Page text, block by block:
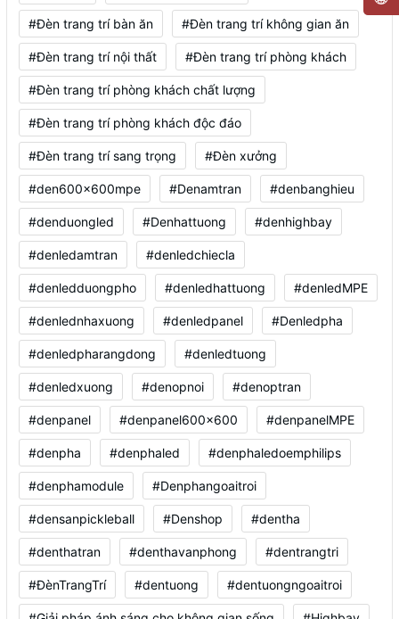
#Đèn trang trí bàn ăn #Đèn trang trí không gian ăn
#Đèn trang trí nội thất #Đèn trang trí phòng khách
#Đèn trang trí phòng khách chất lượng
#Đèn trang trí phòng khách độc đáo
#Đèn trang trí sang trọng #Đèn xưởng
#den600x600mpe #Denamtran #denbanghieu
#denduongled #Denhattuong #denhighbay
#denledamtran #denledchiecla
#denledduongpho #denledhattuong #denledMPE
#denlednhaxuong #denledpanel #Denledpha
#denledpharangdong #denledtuong
#denledxuong #denopnoi #denoptran
#denpanel #denpanel600x600 #denpanelMPE
#denpha #denphaled #denphaledoemphilips
#denphamodule #Denphangoaitroi
#densanpickleball #Denshop #dentha
#denthatran #denthavanphong #dentrangtri
#ĐènTrangTrí #dentuong #dentuongngoaitroi